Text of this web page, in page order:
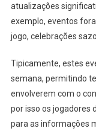
atualizações
exemplo, eventos
jogo, celebrações
Tipicamente, estes
semana, permitindo
envolverem com o
por isso os jogadores
para as informações